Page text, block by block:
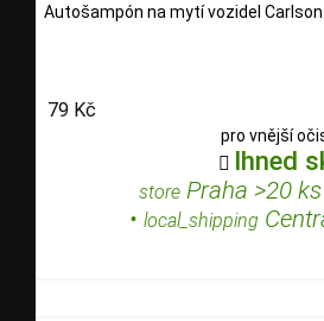
Autošampón na mytí vozidel Carlson
79 Kč
pro vnější
 Ihned
storePraha >20 ks
• local_shipping